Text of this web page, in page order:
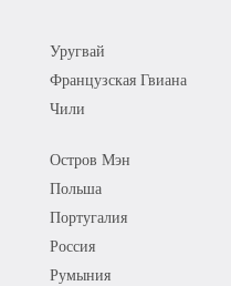
Уругвай
Французская Гвиана
Чили
Остров Мэн
Польша
Португалия
Россия
Румыния